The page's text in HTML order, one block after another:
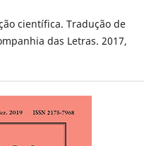
científica. Tradução de
das Letras. 2017,